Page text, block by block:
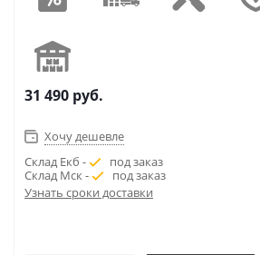
31 490 руб.
Хочу дешевле
Склад Екб -
под заказ
Склад Мск -
под заказ
Узнать сроки доставки